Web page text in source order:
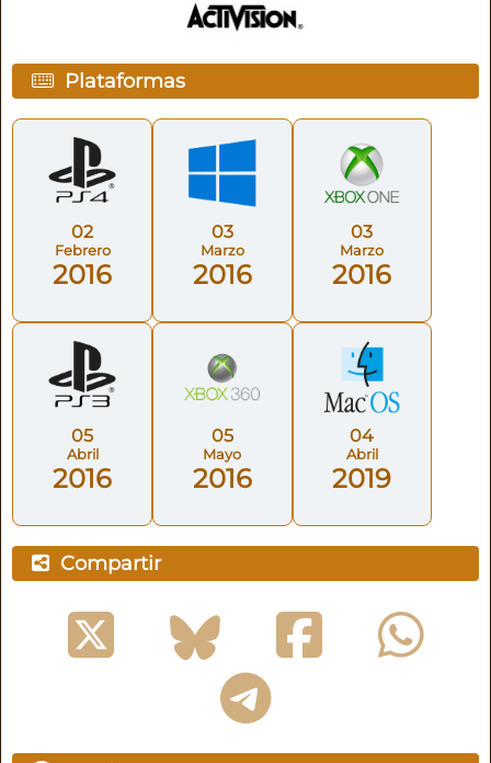
Plataformas
02
Febrero
2016
03
Marzo
2016
03
Marzo
2016
05
Abril
2016
05
Mayo
2016
04
Abril
2019
Compartir